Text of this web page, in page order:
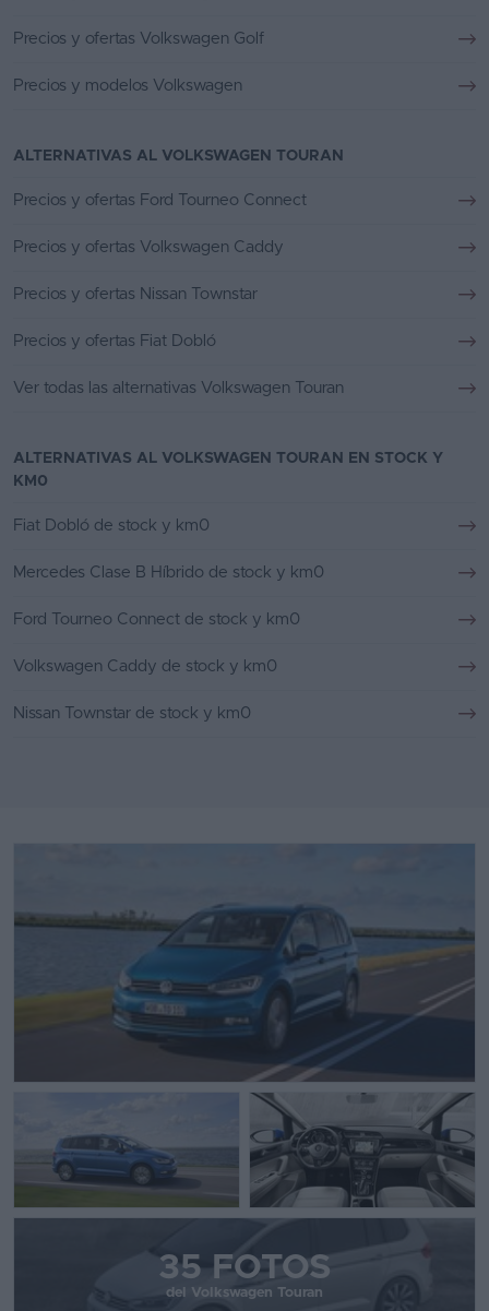
Precios y ofertas Volkswagen Golf
Precios y modelos Volkswagen
ALTERNATIVAS AL VOLKSWAGEN TOURAN
Precios y ofertas Ford Tourneo Connect
Precios y ofertas Volkswagen Caddy
Precios y ofertas Nissan Townstar
Precios y ofertas Fiat Dobló
Ver todas las alternativas Volkswagen Touran
ALTERNATIVAS AL VOLKSWAGEN TOURAN EN STOCK Y
KM0
Fiat Dobló de stock y km0
Mercedes Clase B Híbrido de stock y km0
Ford Tourneo Connect de stock y km0
Volkswagen Caddy de stock y km0
Nissan Townstar de stock y km0
35 FOTOS
del Volkswagen Touran